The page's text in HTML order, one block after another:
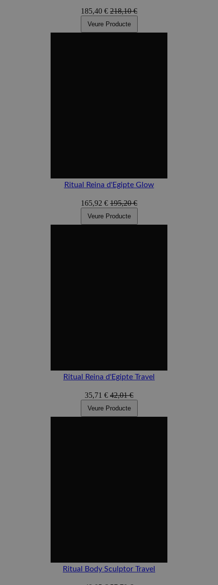
185,40 € 218,10 €
Veure Producte
Ritual Reina d'Egipte Glow
165,92 € 195,20 €
Veure Producte
Ritual Reina d'Egipte Travel
35,71 € 42,01 €
Veure Producte
Ritual Body Sculptor Travel